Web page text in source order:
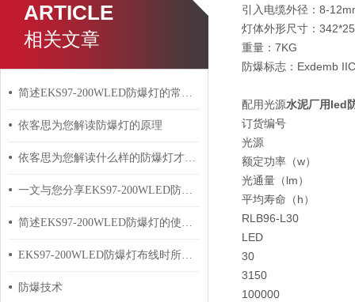
ARTICLE
相关文章
简述EKS97-200WLED防爆灯的常见故障相应解决方法
依客思为您解读防爆灯的原理
依客思为您解读什么样的防爆灯才算合格
一文与您分享EKS97-200WLED防爆灯的安装方法
简述EKS97-200WLED防爆灯的使用方法
EKS97-200WLED防爆灯布线时所需要遵循的规则分析
防爆技术
引入电缆外径：8-
灯体外形尺寸：
重量：7KG
防爆标志：Exdemb
配用光源水泥厂用led
订货编号
光源
额定功率（w）
光通量（lm）
平均寿命（h）
RLB96-L30
LED
30
3150
100000